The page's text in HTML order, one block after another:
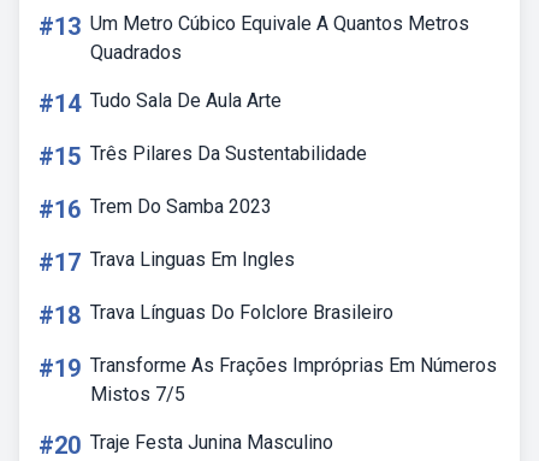
#13 Um Metro Cúbico Equivale A Quantos Metros
Quadrados
#14 Tudo Sala De Aula Arte
#15 Três Pilares Da Sustentabilidade
#16 Trem Do Samba 2023
#17 Trava Linguas Em Ingles
#18 Trava Línguas Do Folclore Brasileiro
#19 Transforme As Frações Impróprias Em Números
Mistos 7/5
#20 Traje Festa Junina Masculino